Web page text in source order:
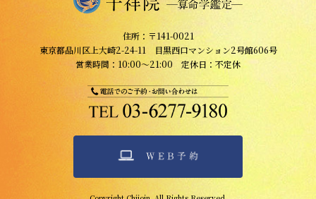
住所：〒141-0021
東京都品川区上大崎2-24-11 目黒西口マンション2号館606号
営業時間：10:00～21:00 定休日：不定休